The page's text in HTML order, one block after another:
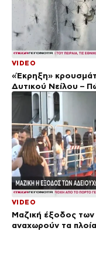
VIDEO
«Έκρηξη»
Δυτικού Νείλου –
VIDEO
Μαζική έξοδος των
αναχωρούν τα πλοία